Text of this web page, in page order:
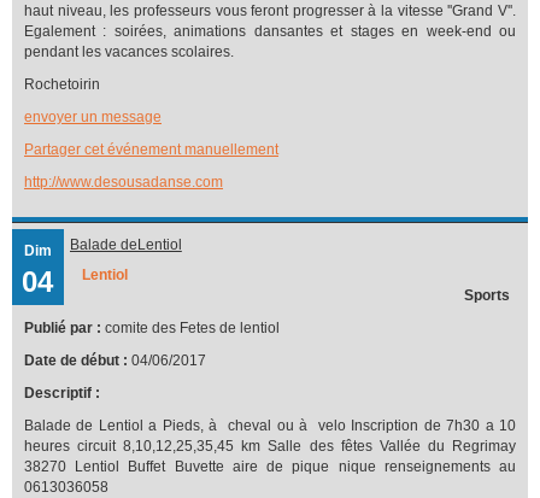
haut niveau, les professeurs vous feront progresser à la vitesse ''Grand V''.
Egalement : soirées, animations dansantes et stages en week-end ou
pendant les vacances scolaires.
Rochetoirin
envoyer un message
Partager cet événement manuellement
http://www.desousadanse.com
Dim
04
Balade deLentiol
Lentiol
Sports
Publié par : comite des Fetes de lentiol
Date de début : 04/06/2017
Descriptif :
Balade de Lentiol a Pieds, à cheval ou à velo Inscription de 7h30 a 10
heures circuit 8,10,12,25,35,45 km Salle des fêtes Vallée du Regrimay
38270 Lentiol Buffet Buvette aire de pique nique renseignements au
0613036058